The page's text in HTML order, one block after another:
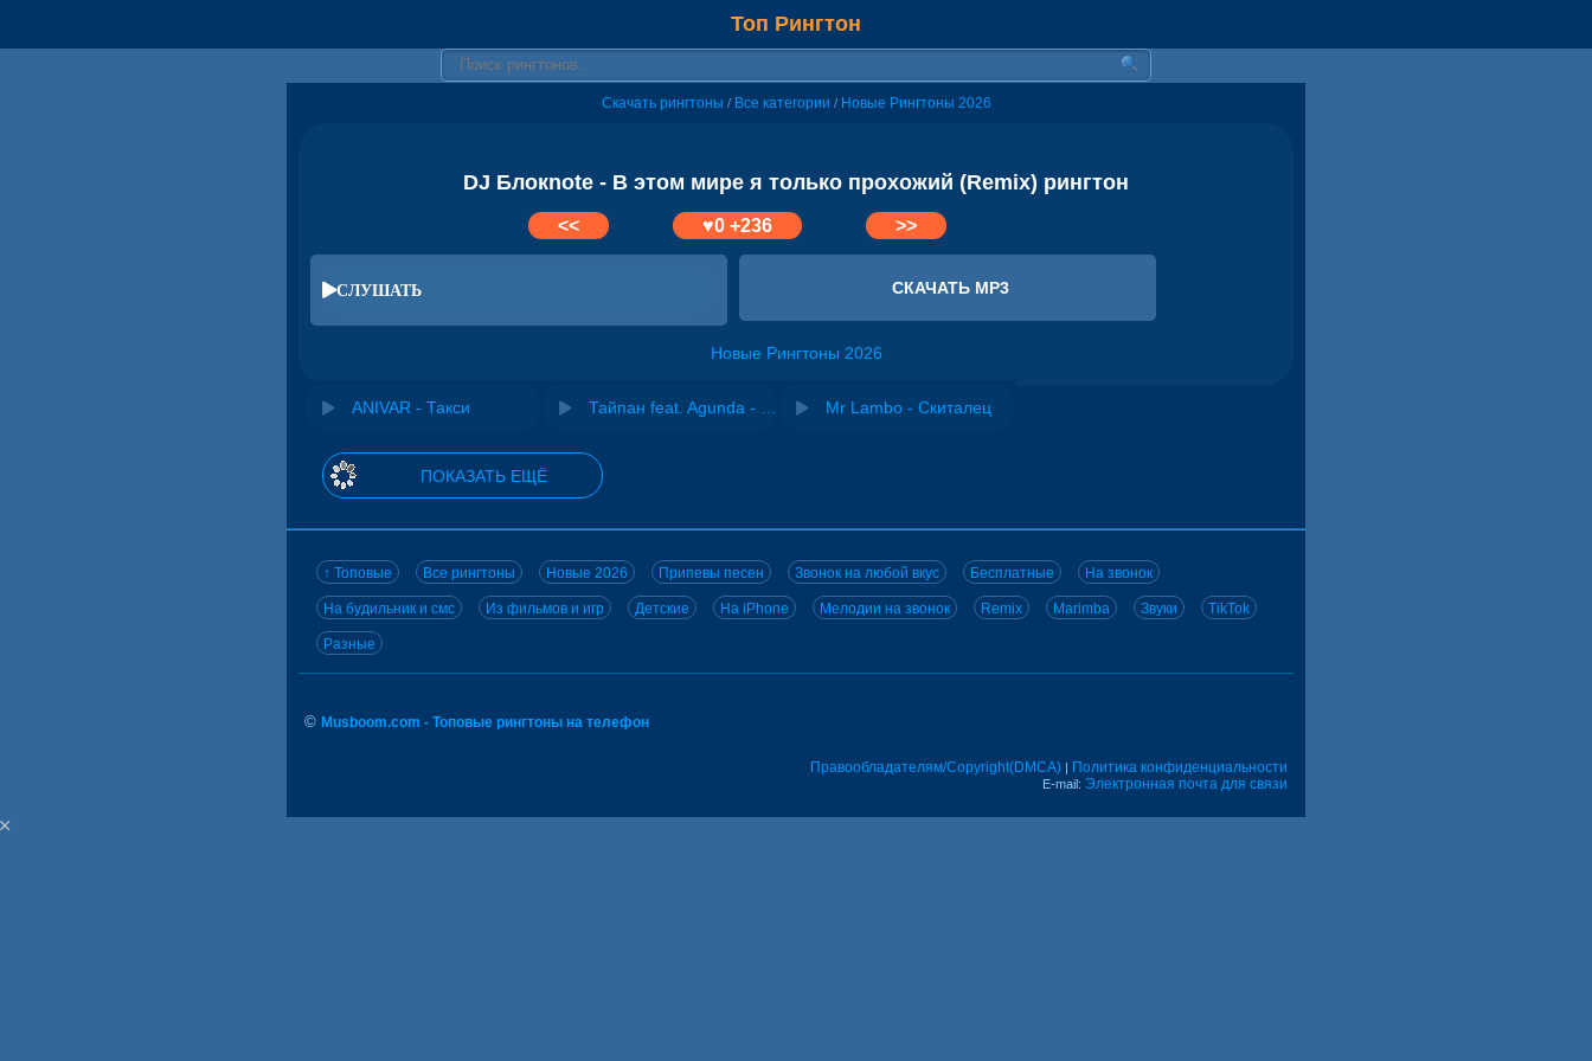
Топ Рингтон
Скачать рингтоны / Все категории / Новые Рингтоны 2026
DJ Блокnote - В этом мире я только прохожий (Remix) рингтон
<< ♥0+236 >>
СЛУШАТЬ СКАЧАТЬ MP3
Новые Рингтоны 2026
ANIVAR - Такси Mr Lambo - Скиталец
ПОКАЗАТЬ ЕЩЁ
↑ Топовые Все рингтоны Новые 2026 Припевы песен Звонок на любой вкус Бесплатные На звонок
На будильник и смс Из фильмов и игр Детские На iPhone Мелодии на звонок Remix Marimba Звуки TikTok
Разные
© Musboom.com - Топовые рингтоны на телефон
Правообладателям/Copyright(DMCA) | Политика конфиденциальности
E-mail: Электронная почта для связи